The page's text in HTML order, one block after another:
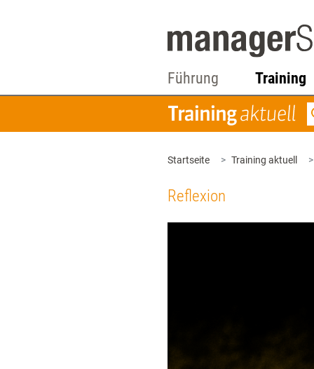
Führung Training
Startseite Training aktuell
Reflexion